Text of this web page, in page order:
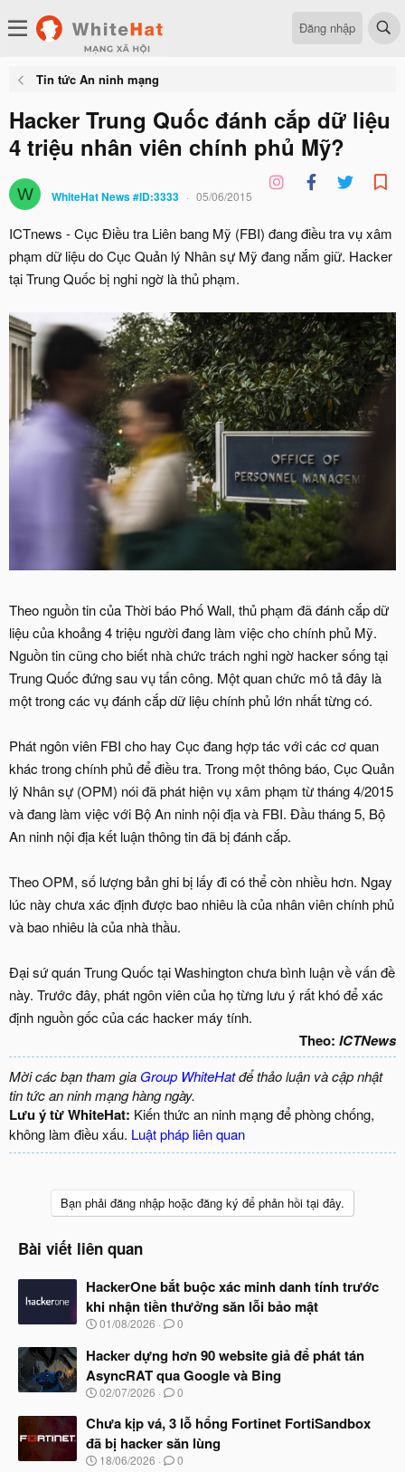
Đăng nhập
Tin tức An ninh mạng
Hacker Trung Quốc đánh cắp dữ liệu
4 triệu nhân viên chính phủ Mỹ?
W WhiteHat News #ID:3333 05/06/2015
ICTnews - Cục Điều tra Liên bang Mỹ (FBI) đang điều tra vụ xâm
phạm dữ liệu do Cục Quản lý Nhân sự Mỹ đang nắm giữ. Hacker
tại Trung Quốc bị nghi ngờ là thủ phạm.
Theo nguồn tin của Thời báo Phố Wall, thủ phạm đã đánh cắp dữ
liệu của khoảng 4 triệu người đang làm việc cho chính phủ Mỹ.
Nguồn tin cũng cho biết nhà chức trách nghi ngờ hacker sống tại
Trung Quốc đứng sau vụ tấn công. Một quan chức mô tả đây là
một trong các vụ đánh cắp dữ liệu chính phủ lớn nhất từng có.
Phát ngôn viên FBI cho hay Cục đang hợp tác với các cơ quan
khác trong chính phủ để điều tra. Trong một thông báo, Cục Quản
lý Nhân sự (OPM) nói đã phát hiện vụ xâm phạm từ tháng 4/2015
và đang làm việc với Bộ An ninh nội địa và FBI. Đầu tháng 5, Bộ
An ninh nội địa kết luận thông tin đã bị đánh cắp.
Theo OPM, số lượng bản ghi bị lấy đi có thể còn nhiều hơn. Ngay
lúc này chưa xác định được bao nhiêu là của nhân viên chính phủ
và bao nhiêu là của nhà thầu.
Đại sứ quán Trung Quốc tại Washington chưa bình luận về vấn đề
này. Trước đây, phát ngôn viên của họ từng lưu ý rất khó để xác
định nguồn gốc của các hacker máy tính.
Theo: ICTNews
Mời các bạn tham gia Group WhiteHatđể thảo luận và cập nhật
tin tức an ninh mạng hàng ngày.
Lưu ý từ WhiteHat: Kiến thức an ninh mạng để phòng chống,
không làm điều xấu. Luật pháp liên quan
Bạn phải đăng nhập hoặc đăng ký để phản hồi tại đây.
Bài viết liên quan
HackerOne bắt buộc xác minh danh tính trước
khi nhận tiền thưởng săn lỗi bảo mật
N
à
y
b
ắ
đ
ầ
u
01/08/2026 0
Hacker dựng hơn 90 website giả để phát tán
AsyncRAT qua Google và Bing
N
à
b
ắ
02/07/2026 0
Chưa kịp vá, 3 lỗ hổng Fortinet FortiSandbox
đã bị hacker săn lùng
N
18/06/2026 0